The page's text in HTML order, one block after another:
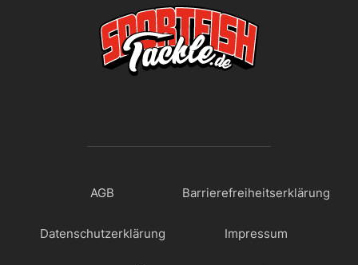
AGB Barrierefreiheitserklärung
Datenschutzerklärung Impressum